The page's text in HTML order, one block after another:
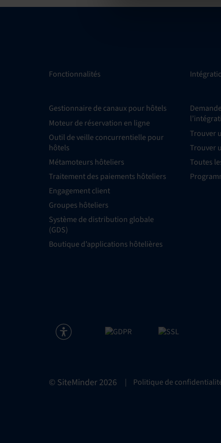
Fonctionnalités
Gestionnaire de canaux pour hôtels
Moteur de réservation en ligne
Outil de veille concurrentielle pour
hôtels
Métamoteurs hôteliers
Traitement des paiements hôteliers
Engagement client
Groupes hôteliers
Système de distribution globale
(GDS)
Boutique d’applications hôtelières
Trouver
Trouver
Toutes
© SiteMinder 2026 | Politique de